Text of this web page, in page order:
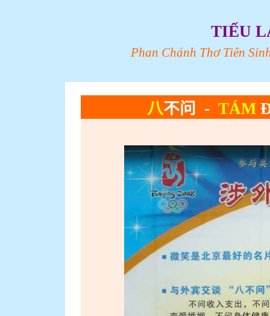
TIẾU
Phan Chánh Thơ Tiên
八不问 - TÁM